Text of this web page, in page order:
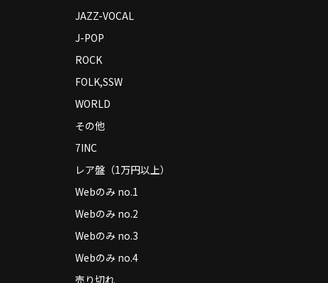
JAZZ-VOCAL
J-POP
ROCK
FOLK,SSW
WORLD
その他
7INC
レア盤（1万円以上）
Webのみ no.1
Webのみ no.2
Webのみ no.3
Webのみ no.4
売り切れ